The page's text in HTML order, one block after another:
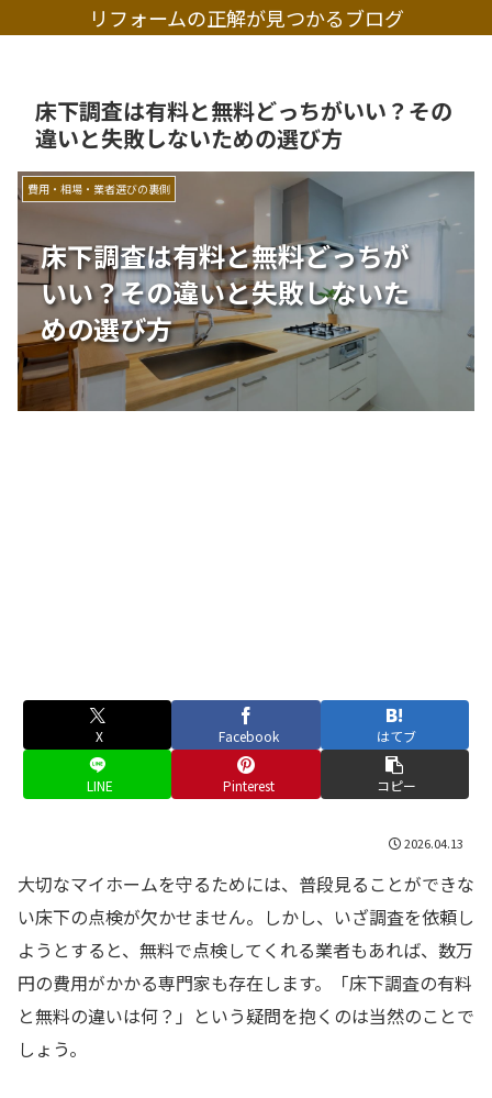
リフォームの正解が見つかるブログ
床下調査は有料と無料どっちがいい？その
違いと失敗しないための選び方
床下調査は有料と無料どっちが
いい？その違いと失敗しないた
めの選び方
費用・相場・業者選びの裏側
X Facebook はてブ
LINE Pinterest コピー
2026.04.13
大切なマイホームを守るためには、普段見ることができな
い床下の点検が欠かせません。しかし、いざ調査を依頼し
ようとすると、無料で点検してくれる業者もあれば、数万
円の費用がかかる専門家も存在します。「床下調査の有料
と無料の違いは何？」という疑問を抱くのは当然のことで
しょう。